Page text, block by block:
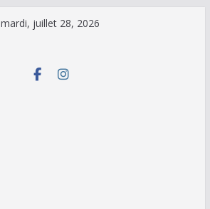
mardi, juillet 28, 2026